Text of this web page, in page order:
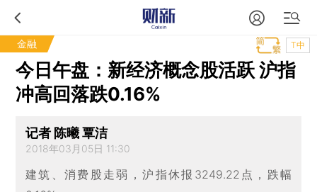
金融 T中
今日午盘：新经济概念股活跃 沪指
冲高回落跌0.16%
记者 陈曦 覃洁
2018年03月05日 11:30
建筑、消费股走弱，沪指休报3249.22点，跌幅